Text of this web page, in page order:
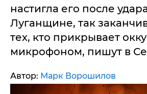
настигла его после
Луганщине, так
тех, кто прикрывает
микрофоном, пишут в
Автор: Марк Ворошилов